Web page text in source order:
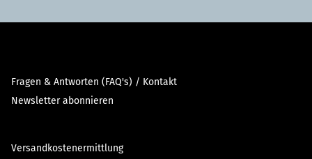
Fragen & Antworten (FAQ's) / Kontakt
Newsletter abonnieren
Versandkostenermittlung